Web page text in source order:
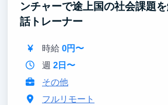
■「最新のAIを活用した仕事術」を学
す。
リサーチ・資料作成・検証のサイク
ながら圧倒的なスピードで回します。
「これからの時代の仕事の進め方」
ンチャーで途上国の社会課題
話トレーナー
時給 0円〜
週 2日〜
その他
フルリモート